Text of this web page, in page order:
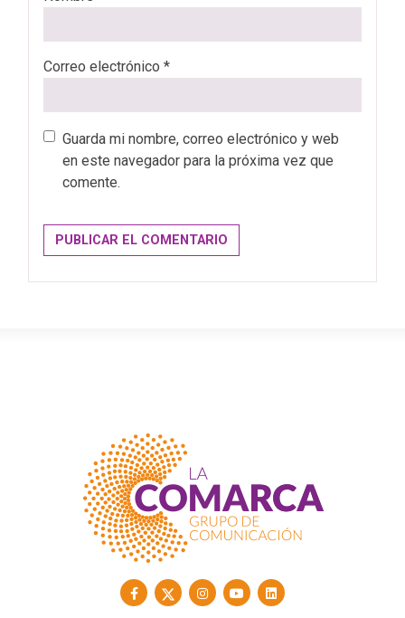
Correo electrónico *
Guarda mi nombre, correo electrónico y web
en este navegador para la próxima vez que
comente.